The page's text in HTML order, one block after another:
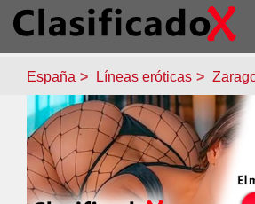
España Líneas eróticas